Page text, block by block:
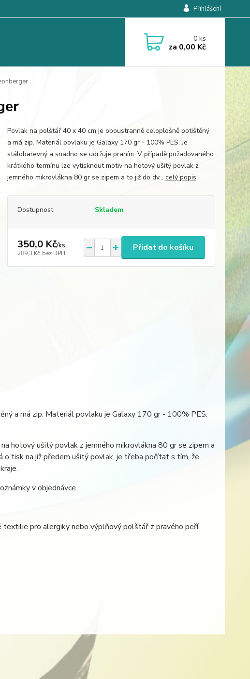
Přihlášení
0ks
za 0,00 Kč
Povlak na polštář 40 x 40 cm je oboustranně celoplošně potištěný
a má zip. Materiál povlaku je Galaxy 170 gr - 100% PES. Je
stálobarevný a snadno se udržuje praním. V případě požadovaného
krátkého termínu lze vytisknout motiv na hotový ušitý povlak z
jemného mikrovlákna 80 gr se zipem a to již do dv... celý popis
Dostupnost Skladem
350,0 Kč/ks
289,3 Kč bez DPH
Přidat do košíku
a má zip. Materiál povlaku je Galaxy 170 gr - 100% PES.
hotový ušitý povlak z jemného mikrovlákna 80 gr se zipem a
o tisk na již předem ušitý povlak, je třeba počítat s tím, že
v objednávce.
pro alergiky nebo výplňový polštář z pravého peří.